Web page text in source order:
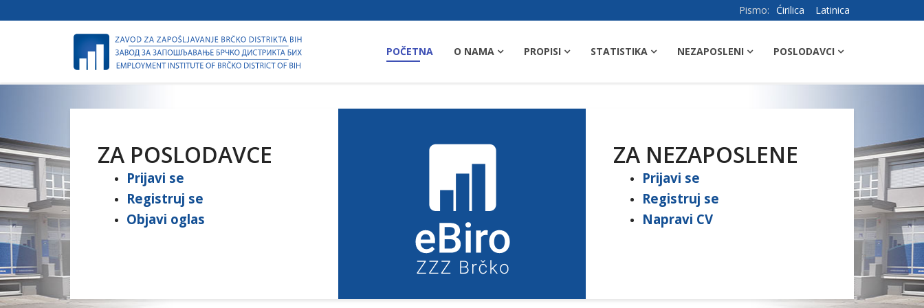
Pismo: Ćirilica Latinica
POČETNA O NAMA PROPISI STATISTIKA NEZAPOSLENI POSLODAVCI
ZA POSLODAVCE
Prijavi se
Registruj se
Objavi oglas
ZA NEZAPOSLENE
Prijavi se
Registruj se
Napravi CV